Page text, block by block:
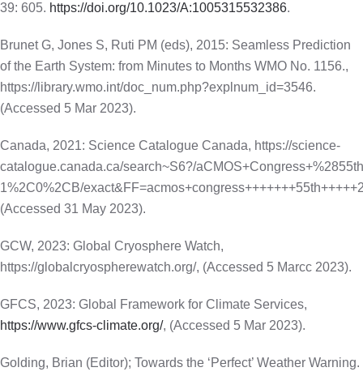
39: 605. https://doi.org/10.1023/A:1005315532386.
Brunet G, Jones S, Ruti PM (eds), 2015: Seamless Prediction
of the Earth System: from Minutes to Months WMO No. 1156.,
https://library.wmo.int/doc_num.php?explnum_id=3546.
(Accessed 5 Mar 2023).
Canada, 2021: Science Catalogue Canada, https://science-
catalogue.canada.ca/search~S6?/
1%2C0%2CB/
(Accessed 31 May 2023).
GCW, 2023: Global Cryosphere Watch,
https://globalcryospherewatch.org/, (Accessed 5 Marcc 2023).
GFCS, 2023: Global Framework for Climate Services,
https://www.gfcs-climate.org/, (Accessed 5 Mar 2023).
Golding, Brian (Editor); Towards the ‘Perfect’ Weather Warning.